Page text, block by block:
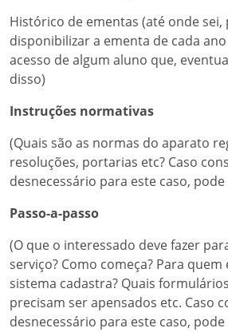
Histórico de ementas (até onde sei,
disponibilizar a ementa de cada
acesso de algum aluno que,
disso)
Instruções normativas
(Quais são as normas do aparato
resoluções, portarias etc? Caso
desnecessário para este caso,
Passo-a-passo
(O que o interessado deve fazer
serviço? Como começa? Para quem
sistema cadastra? Quais
precisam ser apensados etc. Caso
desnecessário para este caso,